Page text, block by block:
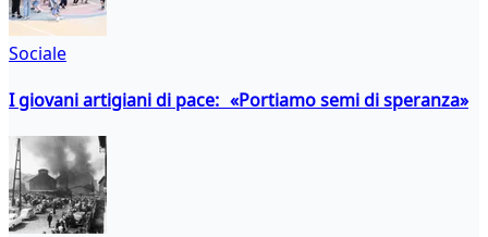
Sociale
I giovani artigiani di pace: «Portiamo semi di speranza»